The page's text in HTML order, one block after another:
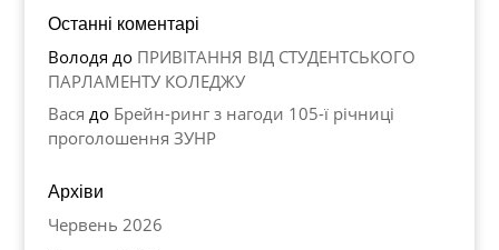
Останні коментарі
Володя до ПРИВІТАННЯ ВІД СТУДЕНТСЬКОГО
ПАРЛАМЕНТУ КОЛЕДЖУ
Вася до Брейн-ринг з нагоди 105-ї річниці
проголошення ЗУНР
Архіви
Червень 2026